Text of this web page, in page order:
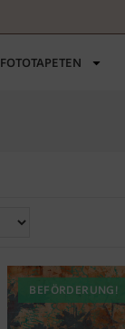
FOTOTAPETEN
BEFÖRDERUNG!